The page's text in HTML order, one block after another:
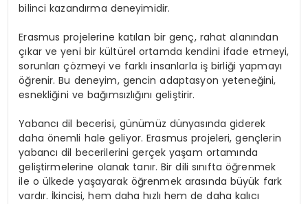
bilinci kazandırma deneyimidir.
Erasmus projelerine katılan bir genç, rahat alanından
çıkar ve yeni bir kültürel ortamda kendini ifade etmeyi,
sorunları çözmeyi ve farklı insanlarla iş birliği yapmayı
öğrenir. Bu deneyim, gencin adaptasyon yeteneğini,
esnekliğini ve bağımsızlığını geliştirir.
Yabancı dil becerisi, günümüz dünyasında giderek
daha önemli hale geliyor. Erasmus projeleri, gençlerin
yabancı dil becerilerini gerçek yaşam ortamında
geliştirmelerine olanak tanır. Bir dili sınıfta öğrenmek
ile o ülkede yaşayarak öğrenmek arasında büyük fark
vardır. İkincisi, hem daha hızlı hem de daha kalıcı